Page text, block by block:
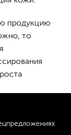
продукцию
то